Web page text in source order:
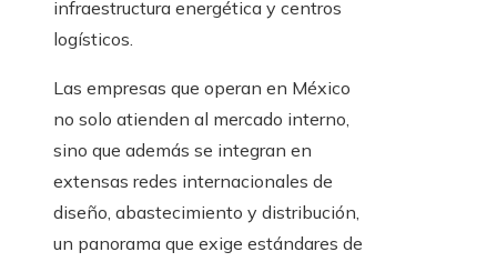
infraestructura energética y centros
logísticos.
Las empresas que operan en México
no solo atienden al mercado interno,
sino que además se integran en
extensas redes internacionales de
diseño, abastecimiento y distribución,
un panorama que exige estándares de